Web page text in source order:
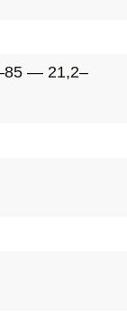
— 21,2–